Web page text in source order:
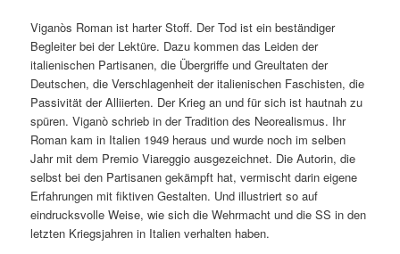
Viganòs Roman ist harter Stoff. Der Tod ist ein beständiger
Begleiter bei der Lektüre. Dazu kommen das Leiden der
italienischen Partisanen, die Übergriffe und Greultaten der
Deutschen, die Verschlagenheit der italienischen Faschisten, die
Passivität der Alliierten. Der Krieg an und für sich ist hautnah zu
spüren. Viganò schrieb in der Tradition des Neorealismus. Ihr
Roman kam in Italien 1949 heraus und wurde noch im selben
Jahr mit dem Premio Viareggio ausgezeichnet. Die Autorin, die
selbst bei den Partisanen gekämpft hat, vermischt darin eigene
Erfahrungen mit fiktiven Gestalten. Und illustriert so auf
eindrucksvolle Weise, wie sich die Wehrmacht und die SS in den
letzten Kriegsjahren in Italien verhalten haben.